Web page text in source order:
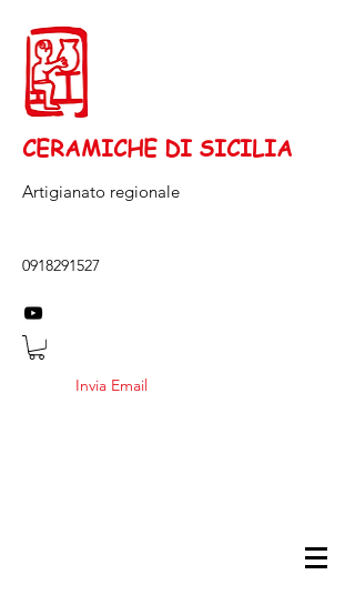
CERAMICHE DI SICILIA
Artigianato regionale
0918291527
Invia Email